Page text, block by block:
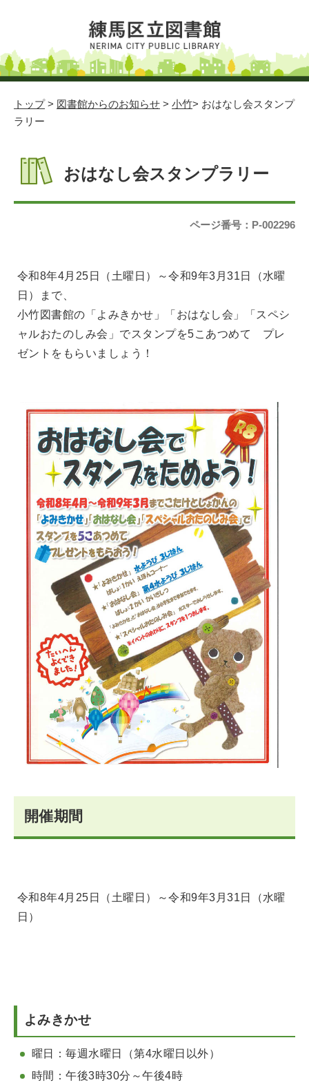
トップ> 図書館からのお知らせ > 小竹> おはなし会スタンプ
ラリー
おはなし会スタンプラリー
ページ番号：P-002296
令和8年4月25日（土曜日）～令和9年3月31日（水曜
日）まで、
小竹図書館の「よみきかせ」「おはなし会」「スペシ
ャルおたのしみ会」でスタンプを5こあつめて プレ
ゼントをもらいましょう！
開催期間
令和8年4月25日（土曜日）～令和9年3月31日（水曜
日）
よみきかせ
曜日：毎週水曜日（第4水曜日以外）
時間：午後3時30分～午後4時